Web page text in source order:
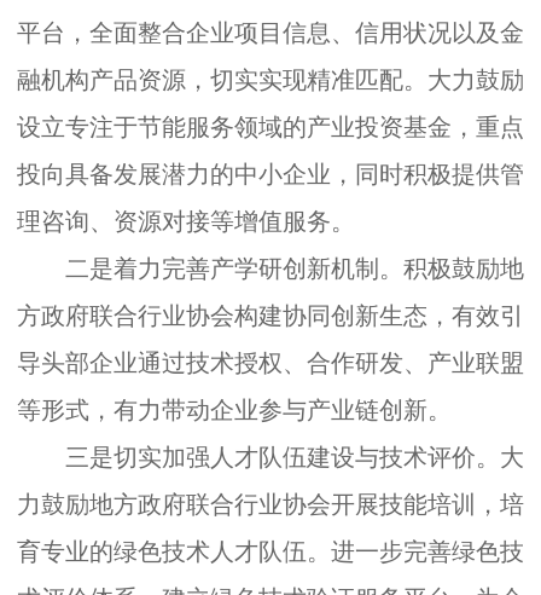
平台，全面整合企业项目信息、信用状况以及金
融机构产品资源，切实实现精准匹配。大力鼓励
设立专注于节能服务领域的产业投资基金，重点
投向具备发展潜力的中小企业，同时积极提供管
理咨询、资源对接等增值服务。
二是着力完善产学研创新机制。 积极鼓励地
方政府联合行业协会构建协同创新生态，有效引
导头部企业通过技术授权、合作研发、产业联盟
等形式，有力带动企业参与产业链创新。
三是切实加强人才队伍建设与技术评价。 大
力鼓励地方政府联合行业协会开展技能培训，培
育专业的绿色技术人才队伍。进一步完善绿色技